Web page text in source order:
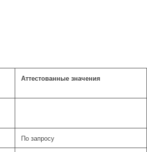
Аттестованные значения
По запросу